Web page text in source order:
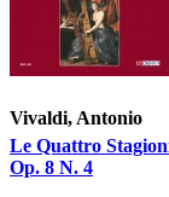
Vivaldi, Antonio
Le Quattro
Op. 8 N. 4